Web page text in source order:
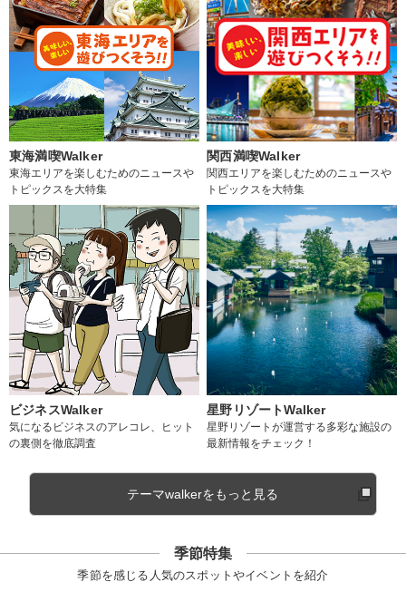
東海満喫Walker
東海エリアを楽しむためのニュースや
トピックスを大特集
関西満喫Walker
関西エリアを楽しむためのニュースや
トピックスを大特集
ビジネスWalker
気になるビジネスのアレコレ、ヒット
の裏側を徹底調査
星野リゾートWalker
星野リゾートが運営する多彩な施設の
最新情報をチェック！
テーマwalkerをもっと見る
季節特集
季節を感じる人気のスポットやイベントを紹介